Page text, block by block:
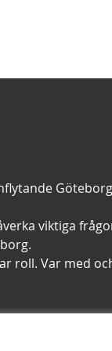
viktiga
roll. Var med